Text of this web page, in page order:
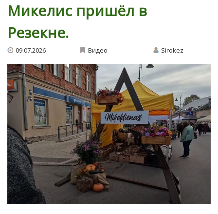
Микелис пришёл в
Резекне.
09.07.2026 Видео Sirokez